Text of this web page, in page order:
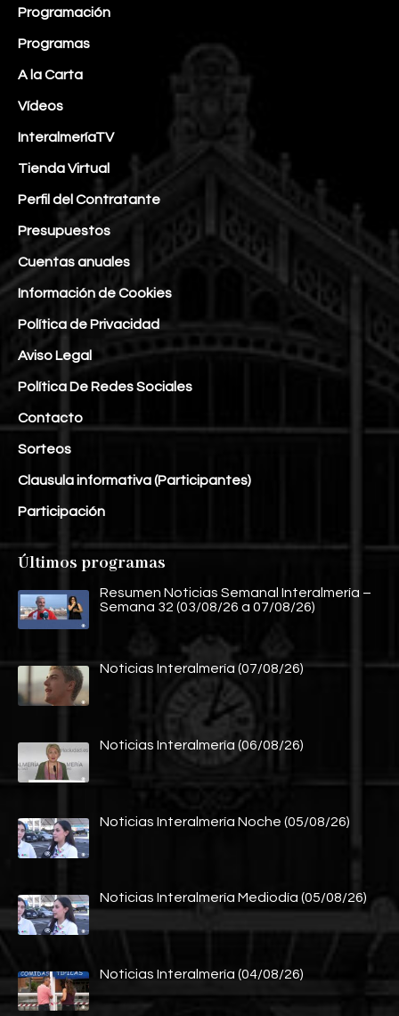
Programación
Programas
A la Carta
Vídeos
InteralmeríaTV
Tienda Virtual
Perfil del Contratante
Presupuestos
Cuentas anuales
Información de Cookies
Política de Privacidad
Aviso Legal
Política De Redes Sociales
Contacto
Sorteos
Clausula informativa (Participantes)
Participación
Últimos programas
Resumen Noticias Semanal Interalmería –
Semana 32 (03/08/26 a 07/08/26)
Noticias Interalmería (07/08/26)
Noticias Interalmería (06/08/26)
Noticias Interalmería Noche (05/08/26)
Noticias Interalmería Mediodía (05/08/26)
Noticias Interalmería (04/08/26)